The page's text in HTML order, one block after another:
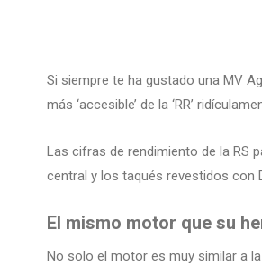
Si siempre te ha gustado una MV
más ‘accesible’ de la ‘RR’
Las cifras de rendimiento de la RS
central y los taqués revestidos con
El mismo motor que su
No solo el motor es muy similar a